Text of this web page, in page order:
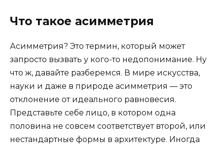
Что такое асимметрия
Асимметрия? Это термин, который может
запросто вызвать у кого-то недопонимание. Ну
что ж, давайте разберемся. В мире искусства,
науки и даже в природе асимметрия — это
отклонение от идеального равновесия.
Представьте себе лицо, в котором одна
половина не совсем соответствует второй, или
нестандартные формы в архитектуре. Иногда